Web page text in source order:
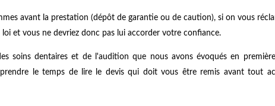
avant la prestation (dépôt de garantie ou de caution), si on vous
et vous ne devriez donc pas lui accorder votre confiance.
soins dentaires et de l'audition que nous avons évoqués en
le temps de lire le devis qui doit vous être remis avant tout